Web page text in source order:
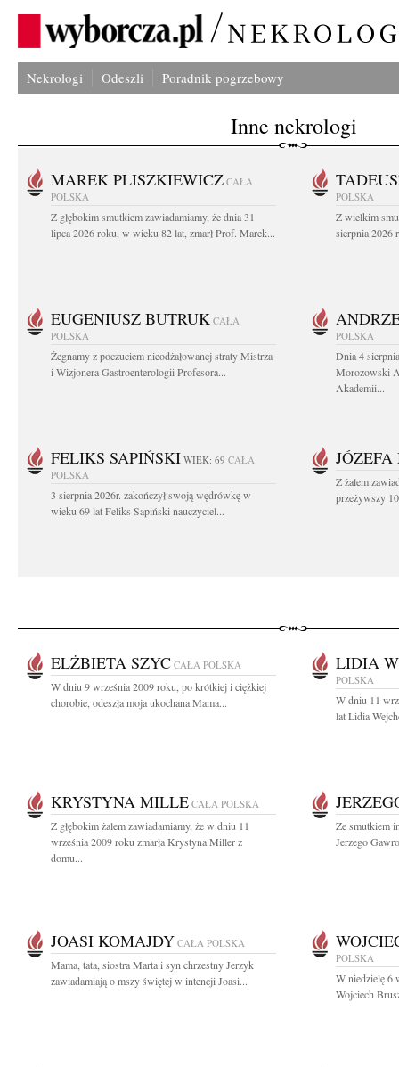
Nekrologi Odeszli Poradnik pogrzebowy
Inne nekrologi
MAREK PLISZKIEWICZ CAŁA
POLSKA
Z głębokim smutkiem zawiadamiamy, że dnia 31
lipca 2026 roku, w wieku 82 lat, zmarł Prof. Marek...
POLSKA
Z wielkim
sierpnia 2026
EUGENIUSZ BUTRUK CAŁA
POLSKA
Żegnamy z poczuciem nieodżałowanej straty Mistrza
i Wizjonera Gastroenterologii Profesora...
POLSKA
Dnia 4
Morozowski
Akademii...
FELIKS SAPIŃSKI WIEK: 69 CAŁA
POLSKA
3 sierpnia 2026r. zakończył swoją wędrówkę w
wieku 69 lat Feliks Sapiński nauczyciel...
Z żalem
przeżywszy
ELŻBIETA SZYC CAŁA POLSKA
W dniu 9 września 2009 roku, po krótkiej i ciężkiej
chorobie, odeszła moja ukochana Mama...
LIDIA
POLSKA
W dniu 11
lat Lidia
KRYSTYNA MILLE CAŁA POLSKA
Z głębokim żalem zawiadamiamy, że w dniu 11
września 2009 roku zmarła Krystyna Miller z
domu...
Ze smutkiem
Jerzego
JOASI KOMAJDY CAŁA POLSKA
Mama, tata, siostra Marta i syn chrzestny Jerzyk
zawiadamiają o mszy świętej w intencji Joasi...
POLSKA
W niedzielę 6
Wojciech